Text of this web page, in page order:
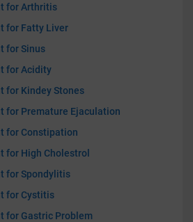
for Arthritis
for Fatty Liver
for Sinus
for Acidity
for Kindey Stones
for Premature Ejaculation
for Constipation
for High Cholestrol
for Spondylitis
for Cystitis
for Gastric Problem